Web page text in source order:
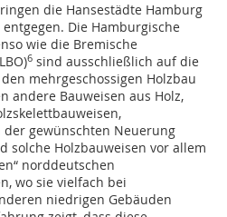
die Hansestädte Hamburg
Die Hamburgische
wie die Bremische
6 sind ausschließlich auf die
mehrgeschossigen Holzbau
andere Bauweisen aus Holz,
gewünschten Neuerung
solche Holzbauweisen vor ­allem
norddeutschen
wo sie vielfach bei
niedrigen Gebäuden